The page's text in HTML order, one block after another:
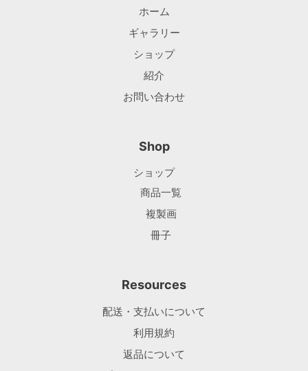
ホーム
ギャラリー
ショップ
紹介
お問い合わせ
Shop
ショップ
商品一覧
複製画
冊子
Resources
配送・支払いについて
利用規約
返品について